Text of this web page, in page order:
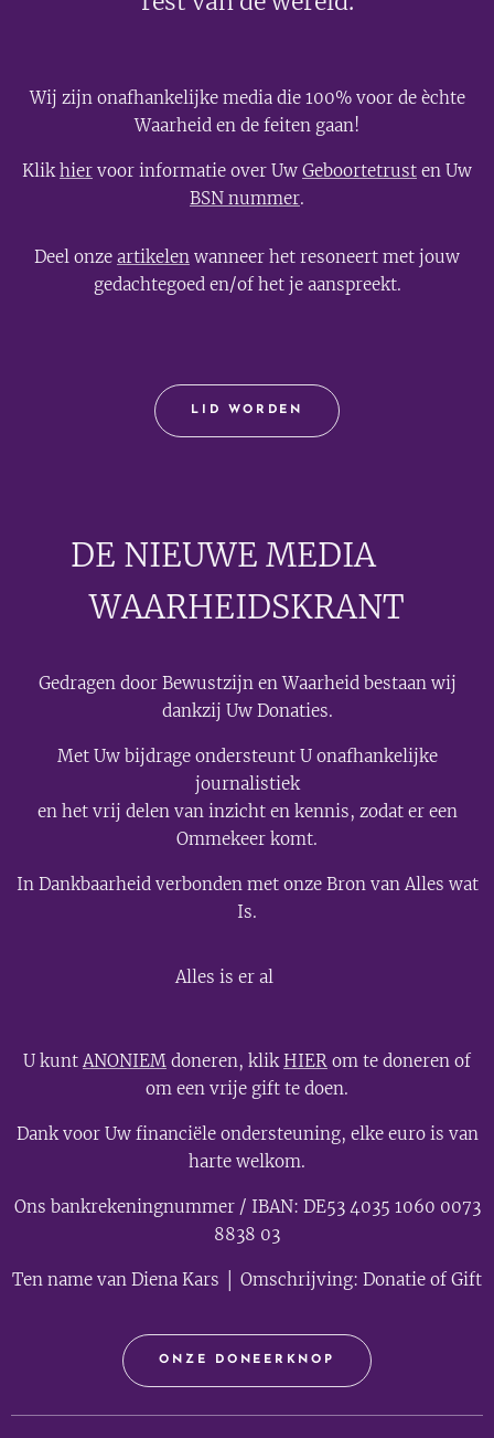
Wij zijn onafhankelijke media die 100% voor de èchte
Waarheid en de feiten gaan!
Klikhier voor informatie over Uw Geboortetrust en Uw
BSN nummer.
Deel onze artikelen wanneer het resoneert met jouw
gedachtegoed en/of het je aanspreekt.
LID WORDEN
DE NIEUWE MEDIA🟣
WAARHEIDSKRANT
Gedragen door Bewustzijn en Waarheid bestaan wij
dankzij Uw Donaties.
Met Uw bijdrage ondersteunt U onafhankelijke
journalistiek
en het vrij delen van inzicht en kennis, zodat er een
Ommekeer komt.
In Dankbaarheid verbonden met onze Bron van Alles wat
Is.
Alles is er al
U kuntANONIEM doneren, klikHIER om te doneren of
om een vrije gift te doen.
Dank voor Uw financiële ondersteuning, elke euro is van
harte welkom.
Ons bankrekeningnummer / IBAN: DE53 4035 1060 0073
8838 03
Ten name van Diena Kars │ Omschrijving: Donatie of Gift
ONZE DONEERKNOP